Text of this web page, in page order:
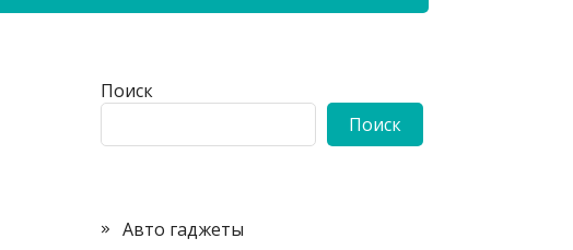
Поиск
Поиск
Авто гаджеты